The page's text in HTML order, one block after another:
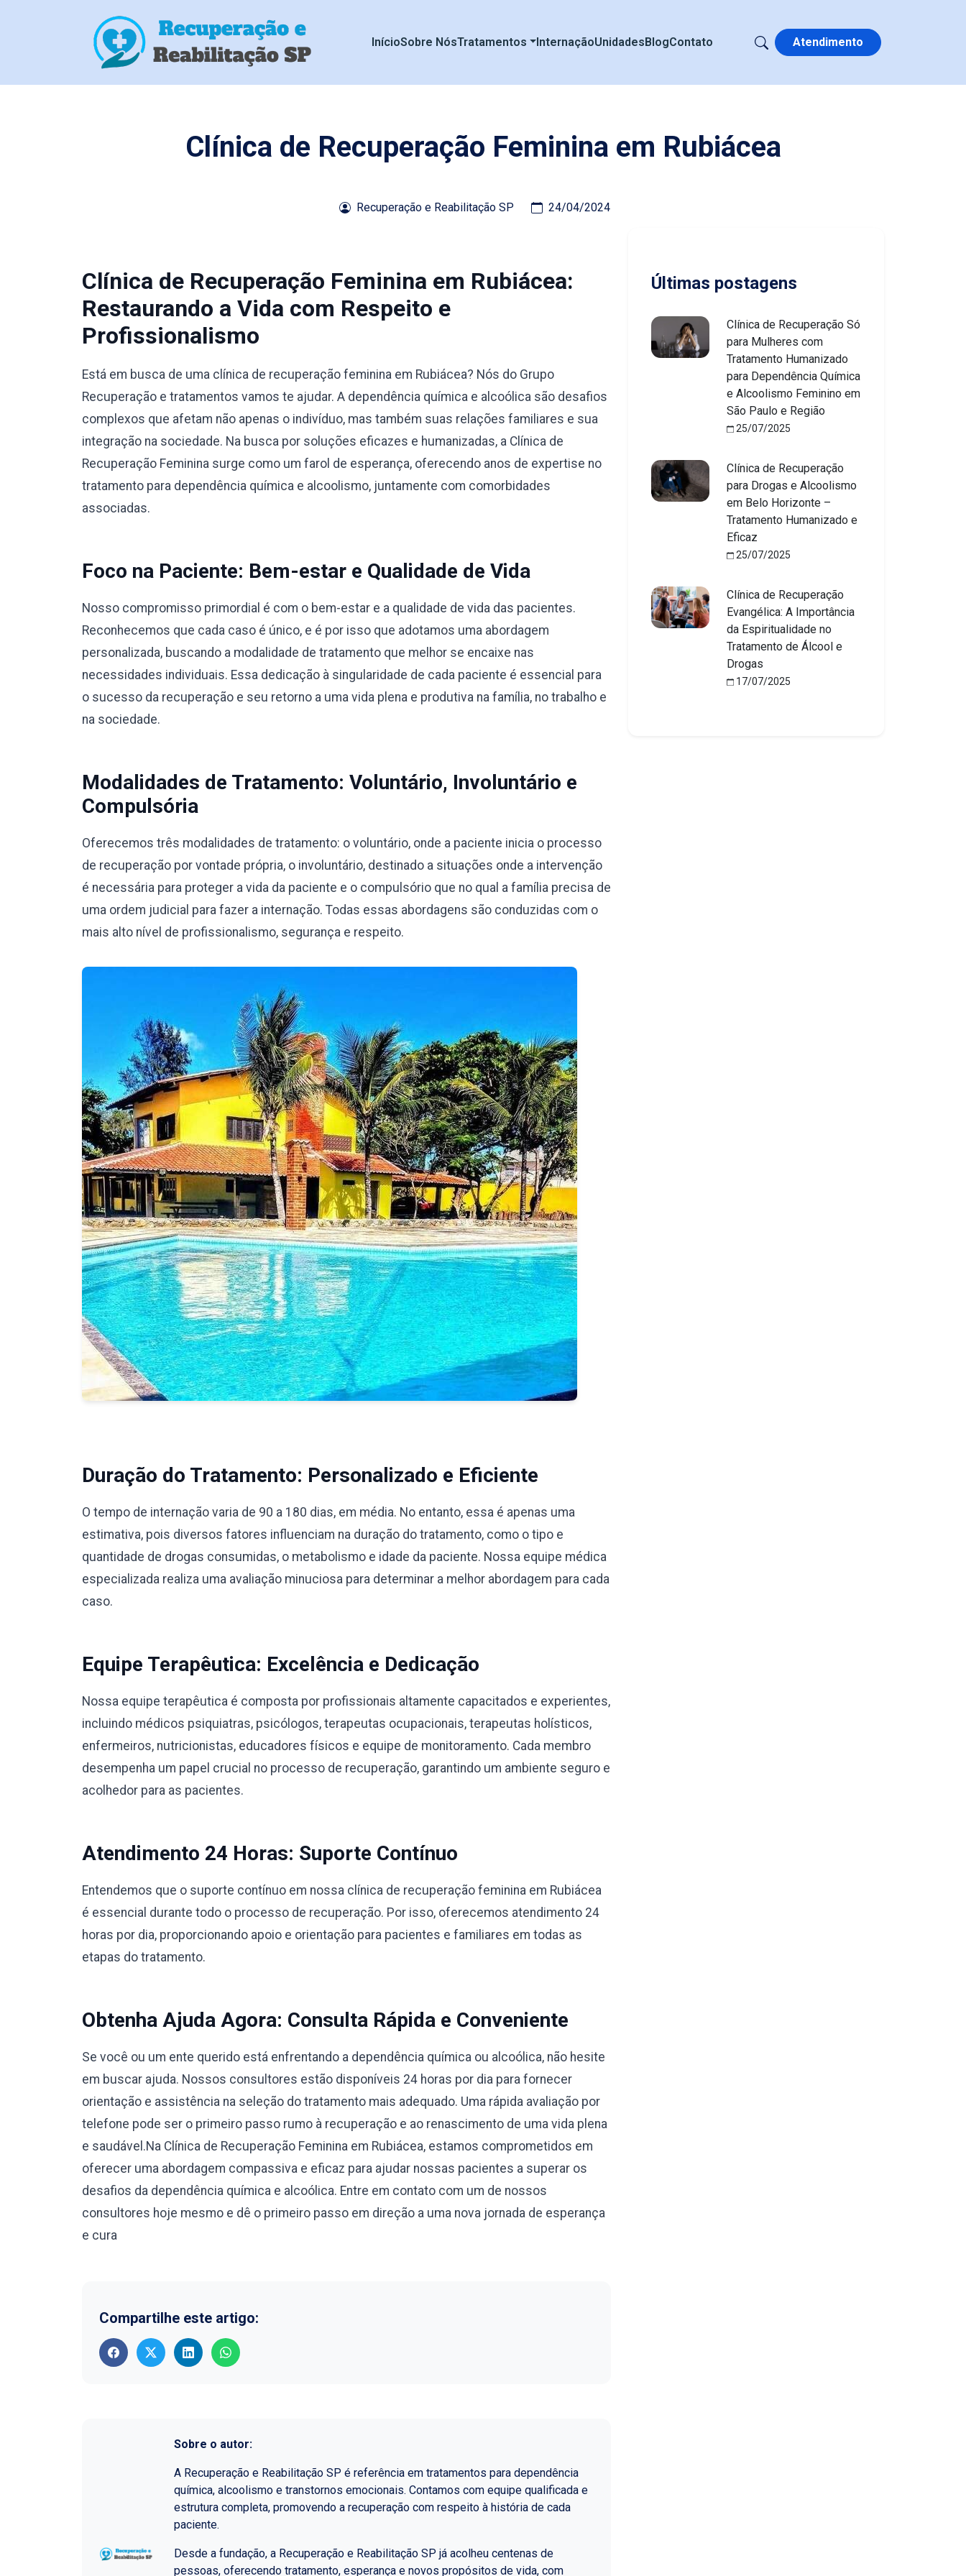
InícioSobre NósTratamentos InternaçãoUnidadesBlogContato Atendimento
Clínica de Recuperação Feminina em Rubiácea
Recuperação e Reabilitação SP 24/04/2024
Clínica de Recuperação Feminina em Rubiácea:
Restaurando a Vida com Respeito e
Profissionalismo
Está em busca de uma clínica de recuperação feminina em Rubiácea? Nós do Grupo
Recuperação e tratamentos vamos te ajudar. A dependência química e alcoólica são desafios
complexos que afetam não apenas o indivíduo, mas também suas relações familiares e sua
integração na sociedade. Na busca por soluções eficazes e humanizadas, a Clínica de
Recuperação Feminina surge como um farol de esperança, oferecendo anos de expertise no
tratamento para dependência química e alcoolismo, juntamente com comorbidades
associadas.
Foco na Paciente: Bem-estar e Qualidade de Vida
Nosso compromisso primordial é com o bem-estar e a qualidade de vida das pacientes.
Reconhecemos que cada caso é único, e é por isso que adotamos uma abordagem
personalizada, buscando a modalidade de tratamento que melhor se encaixe nas
necessidades individuais. Essa dedicação à singularidade de cada paciente é essencial para
o sucesso da recuperação e seu retorno a uma vida plena e produtiva na família, no trabalho e
na sociedade.
Modalidades de Tratamento: Voluntário, Involuntário e
Compulsória
Oferecemos três modalidades de tratamento: o voluntário, onde a paciente inicia o processo
de recuperação por vontade própria, o involuntário, destinado a situações onde a intervenção
é necessária para proteger a vida da paciente e o compulsório que no qual a família precisa de
uma ordem judicial para fazer a internação. Todas essas abordagens são conduzidas com o
mais alto nível de profissionalismo, segurança e respeito.
Duração do Tratamento: Personalizado e Eficiente
O tempo de internação varia de 90 a 180 dias, em média. No entanto, essa é apenas uma
estimativa, pois diversos fatores influenciam na duração do tratamento, como o tipo e
quantidade de drogas consumidas, o metabolismo e idade da paciente. Nossa equipe médica
especializada realiza uma avaliação minuciosa para determinar a melhor abordagem para cada
caso.
Equipe Terapêutica: Excelência e Dedicação
Nossa equipe terapêutica é composta por profissionais altamente capacitados e experientes,
incluindo médicos psiquiatras, psicólogos, terapeutas ocupacionais, terapeutas holísticos,
enfermeiros, nutricionistas, educadores físicos e equipe de monitoramento. Cada membro
desempenha um papel crucial no processo de recuperação, garantindo um ambiente seguro e
acolhedor para as pacientes.
Atendimento 24 Horas: Suporte Contínuo
Entendemos que o suporte contínuo em nossa clínica de recuperação feminina em Rubiácea
é essencial durante todo o processo de recuperação. Por isso, oferecemos atendimento 24
horas por dia, proporcionando apoio e orientação para pacientes e familiares em todas as
etapas do tratamento.
Obtenha Ajuda Agora: Consulta Rápida e Conveniente
Se você ou um ente querido está enfrentando a dependência química ou alcoólica, não hesite
em buscar ajuda. Nossos consultores estão disponíveis 24 horas por dia para fornecer
orientação e assistência na seleção do tratamento mais adequado. Uma rápida avaliação por
telefone pode ser o primeiro passo rumo à recuperação e ao renascimento de uma vida plena
e saudável.Na Clínica de Recuperação Feminina em Rubiácea, estamos comprometidos em
oferecer uma abordagem compassiva e eficaz para ajudar nossas pacientes a superar os
desafios da dependência química e alcoólica. Entre em contato com um de nossos
consultores hoje mesmo e dê o primeiro passo em direção a uma nova jornada de esperança
e cura
Compartilhe este artigo:
Sobre o autor:
A Recuperação e Reabilitação SP é referência em tratamentos para dependência
química, alcoolismo e transtornos emocionais. Contamos com equipe qualificada e
estrutura completa, promovendo a recuperação com respeito à história de cada
paciente.
Desde a fundação, a Recuperação e Reabilitação SP já acolheu centenas de
pessoas, oferecendo tratamento, esperança e novos propósitos de vida, com
Últimas postagens
Clínica de Recuperação Só
para Mulheres com
Tratamento Humanizado
para Dependência Química
e Alcoolismo Feminino em
São Paulo e Região
25/07/2025
Clínica de Recuperação
para Drogas e Alcoolismo
em Belo Horizonte –
Tratamento Humanizado e
Eficaz
25/07/2025
Clínica de Recuperação
Evangélica: A Importância
da Espiritualidade no
Tratamento de Álcool e
Drogas
17/07/2025